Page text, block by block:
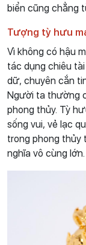
biển cũng chẳng
Tượng tỳ hưu
Vì không có hậu
tác dụng chiêu
dữ, chuyên cắn
Người ta thường
phong thủy. Tỳ
sống vui, vẻ lạc
trong phong thủy
nghĩa vô cùng lớn.